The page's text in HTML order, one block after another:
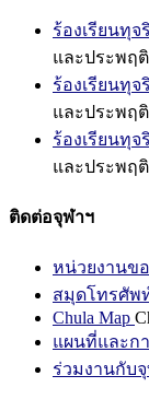
ร้องเรียนทุ
และประพฤ
ร้องเรียนทุ
และประพฤ
ร้องเรียนทุ
และประพฤ
ติดต่อจุฬาฯ
หน่วยงานข
สมุดโทรศัพ
Chula Map
แผนที่และก
ร่วมงานกับ